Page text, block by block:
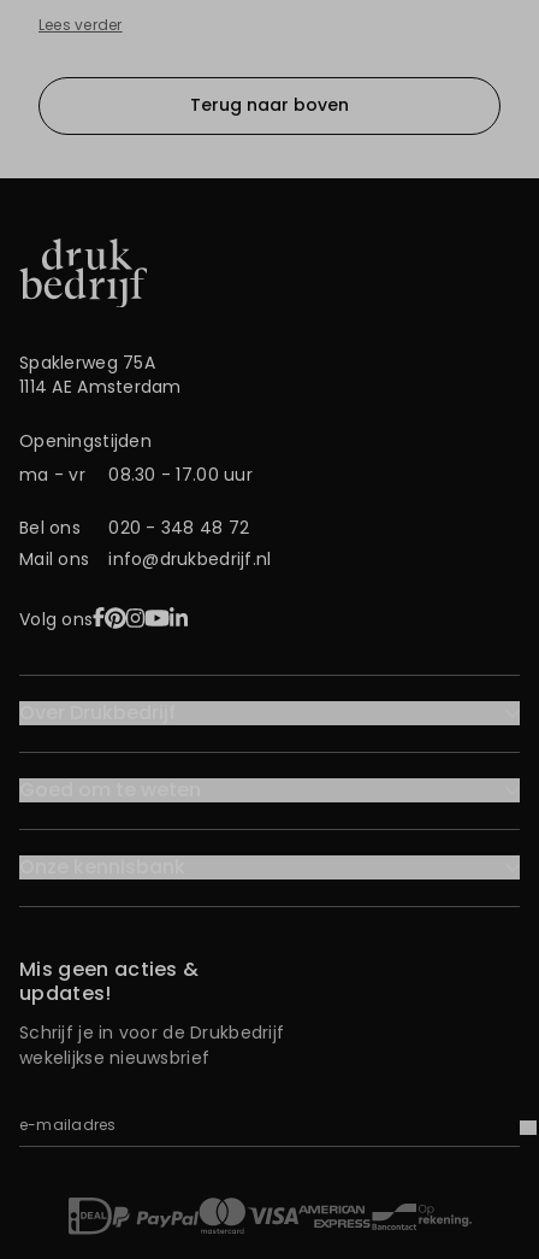
Lees verder
Terug naar boven
Spaklerweg 75A
1114 AE Amsterdam
Openingstijden
ma - vr
08.30 - 17.00 uur
Bel ons
020 - 348 48 72
Mail ons
info@drukbedrijf.nl
Volg onsFacebook
Pinterest
Instagram
YouTube
LinkedIn
Mis geen acties &
updates!
Schrijf je in voor de Drukbedrijf
wekelijkse nieuwsbrief
e-mailadres
iDEALPaypal Mastercard
Visa American Express
BancontactOp rekening